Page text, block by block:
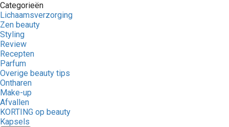
Categorieën
Lichaamsverzorging
Zen beauty
Styling
Review
Recepten
Parfum
Overige beauty tips
Ontharen
Make-up
Afvallen
KORTING op beauty
Kapsels